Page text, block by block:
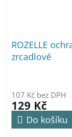
ROZELLE
zrcadlové
107 Kč bez DPH
129 Kč
Do košíku